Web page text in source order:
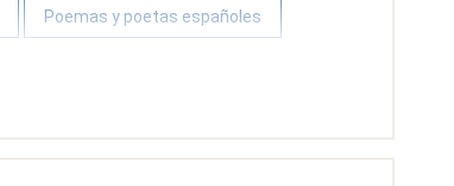
Poemas y poetas españoles